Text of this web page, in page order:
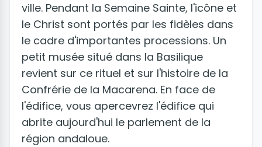
ville. Pendant la Semaine Sainte, l'icône et
le Christ sont portés par les fidèles dans
le cadre d'importantes processions. Un
petit musée situé dans la Basilique
revient sur ce rituel et sur l'histoire de la
Confrérie de la Macarena. En face de
l'édifice, vous apercevrez l'édifice qui
abrite aujourd'hui le parlement de la
région andaloue.